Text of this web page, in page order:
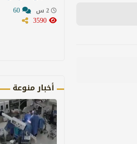
أخبار منوعة